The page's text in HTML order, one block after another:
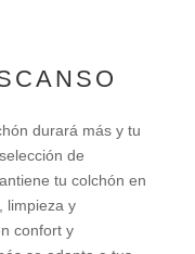
durará más y tu
de
tu colchón en
limpieza y
confort y